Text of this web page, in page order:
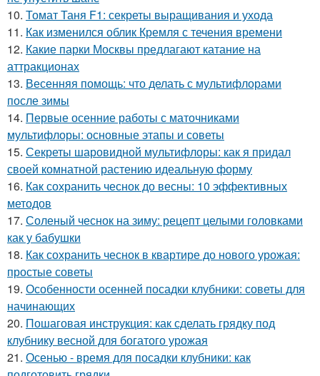
10. Томат Таня F1: секреты выращивания и ухода
11. Как изменился облик Кремля с течения времени
12. Какие парки Москвы предлагают катание на
аттракционах
13. Весенняя помощь: что делать с мультифлорами
после зимы
14. Первые осенние работы с маточниками
мультифлоры: основные этапы и советы
15. Секреты шаровидной мультифлоры: как я придал
своей комнатной растению идеальную форму
16. Как сохранить чеснок до весны: 10 эффективных
методов
17. Соленый чеснок на зиму: рецепт целыми головками
как у бабушки
18. Как сохранить чеснок в квартире до нового урожая:
простые советы
19. Особенности осенней посадки клубники: советы для
начинающих
20. Пошаговая инструкция: как сделать грядку под
клубнику весной для богатого урожая
21. Осенью - время для посадки клубники: как